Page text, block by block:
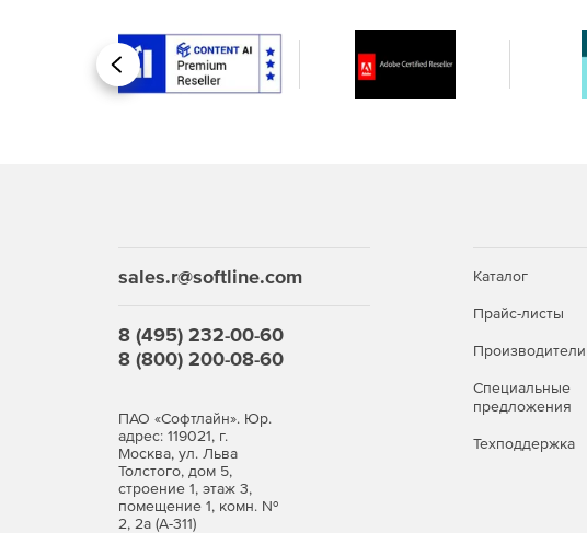
Назад
sales.r@softline.com
8 (495) 232-00-60
8 (800) 200-08-60
ПАО «Софтлайн». Юр.
адрес: 119021, г.
Москва, ул. Льва
Толстого, дом 5,
строение 1, этаж 3,
помещение 1, комн. №
2, 2а (А-311)
Каталог
Прайс-листы
Производители
Специальные
предложения
Техподдержка